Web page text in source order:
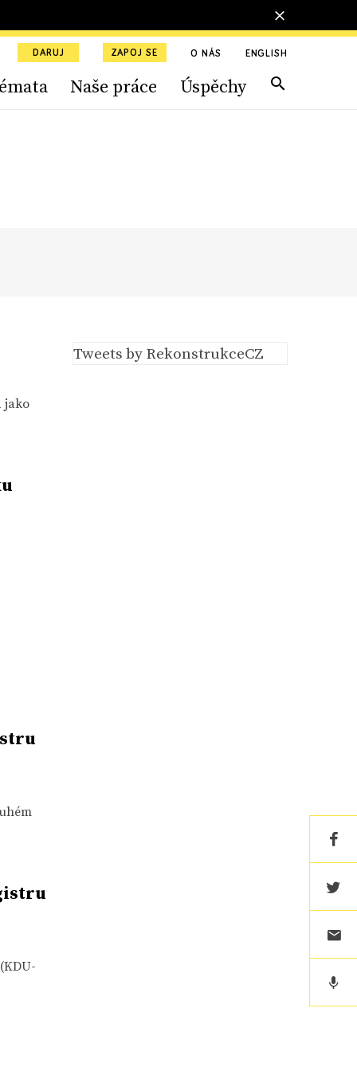
DARUJ ZAPOJ SE O NÁS ENGLISH
Naše práce Úspěchy
jako
Tweets by RekonstrukceCZ